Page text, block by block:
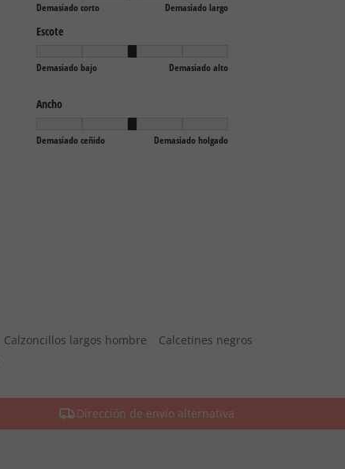
Calzoncillos largos hombre
Calcetines negros
Dirección de envío alternativa